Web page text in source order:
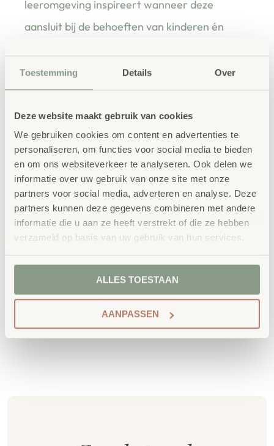
Toestemming Details Over
Deze website maakt gebruik van cookies
We gebruiken cookies om content en advertenties te
personaliseren, om functies voor social media te bieden
en om ons websiteverkeer te analyseren. Ook delen we
informatie over uw gebruik van onze site met onze
partners voor social media, adverteren en analyse. Deze
partners kunnen deze gegevens combineren met andere
informatie die u aan ze heeft verstrekt of die ze hebben
verzameld op basis van uw gebruik van hun services.
ALLES TOESTAAN
AANPASSEN
leeromgeving inspireert wanneer deze
aansluit bij de behoeften van kinderen én
Waarom School Concept?
Maatwerk
: ieder project start vanuit uw idee
en onze ervaring
Kwaliteit: al ons school- en
kinderopvangmeubilair is uitvoerig getest en
voldoet aan GS- en TÜV-keuringen
Duurzaamheid: wij werken met circulaire
producten, waaronder onzeOneWood-lijnvan
100% FSC-gecertificeerd Scandinavisch hout.
milieukeurmerkEU-Ecolabel.
Extra informatie
SKU 757753